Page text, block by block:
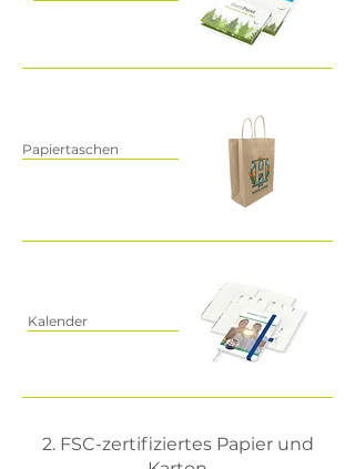
Papiertaschen
Kalender
2. FSC-zertifiziertes Papier und